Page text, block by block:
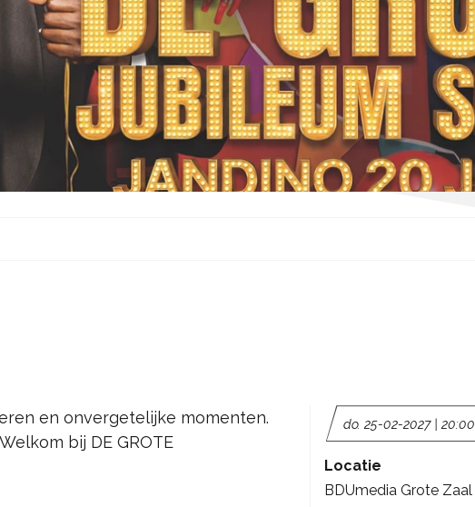
en onvergetelijke momenten.
bij DE GROTE
do. 25-02-2027 | 20:00
Locatie
BDUmedia Grote Zaal